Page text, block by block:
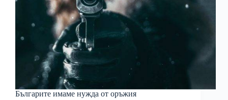
Българите имаме нужда от оръжия